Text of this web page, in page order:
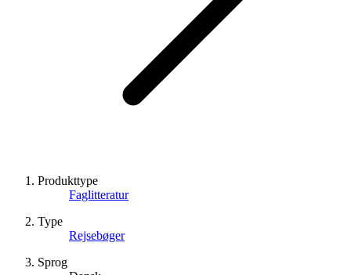
Produkttype
Faglitteratur
Type
Rejsebøger
Sprog